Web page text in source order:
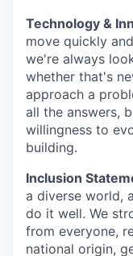
Technology &
move quickly
we're always
whether that's
approach a
all the answers,
willingness to
building.
Inclusion
a diverse world,
do it well. We
from everyone,
national origin,